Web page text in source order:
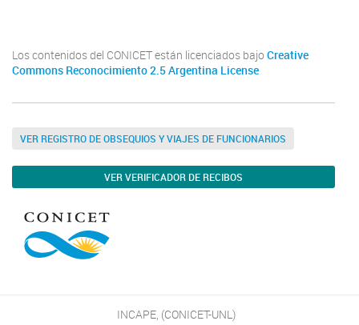
Los contenidos del CONICET están licenciados bajo Creative
Commons Reconocimiento 2.5 Argentina License
VER REGISTRO DE OBSEQUIOS Y VIAJES DE FUNCIONARIOS
VER VERIFICADOR DE RECIBOS
INCAPE, (CONICET-UNL)